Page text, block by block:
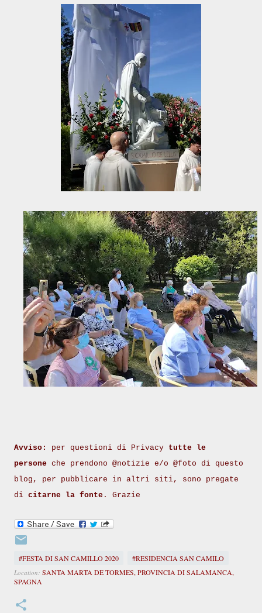
Avviso: per questioni di Privacy tutte le
persone che prendono @notizie e/o @foto di questo
blog, per pubblicare in altri siti, sono pregate
di citarne la fonte . Grazie
#FESTA DI SAN CAMILLO 2020 #RESIDENCIA SAN CAMILO
Location: SANTA MARTA DE TORMES, PROVINCIA DI SALAMANCA,
SPAGNA